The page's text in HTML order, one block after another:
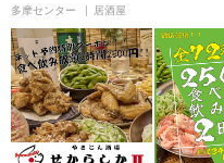
多摩センター 居酒屋